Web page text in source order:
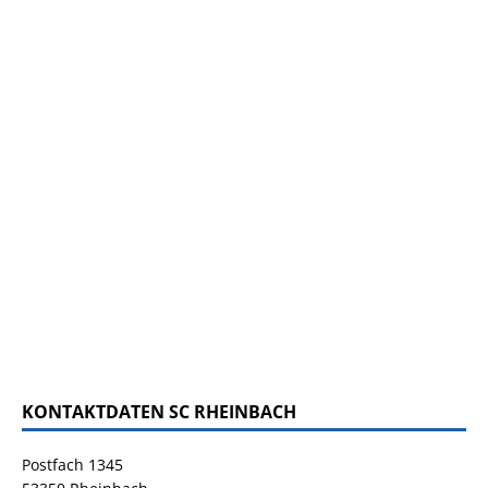
KONTAKTDATEN SC RHEINBACH
Postfach 1345